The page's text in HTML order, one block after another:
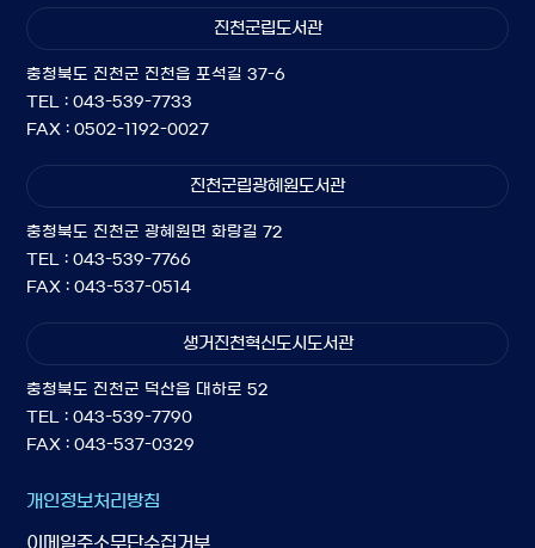
진천군립도서관
충청북도 진천군 진천읍 포석길 37-6
TEL : 043-539-7733
FAX : 0502-1192-0027
진천군립광혜원도서관
충청북도 진천군 광혜원면 화랑길 72
TEL : 043-539-7766
FAX : 043-537-0514
생거진천혁신도시도서관
충청북도 진천군 덕산읍 대하로 52
TEL : 043-539-7790
FAX : 043-537-0329
개인정보처리방침
이메일주소무단수집거부